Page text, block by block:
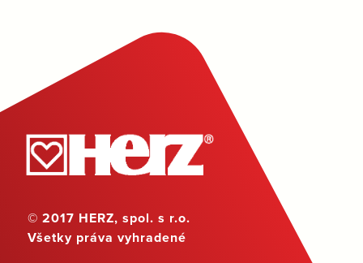
© 2017 HERZ, spol. s r.o.
Všetky práva vyhradené